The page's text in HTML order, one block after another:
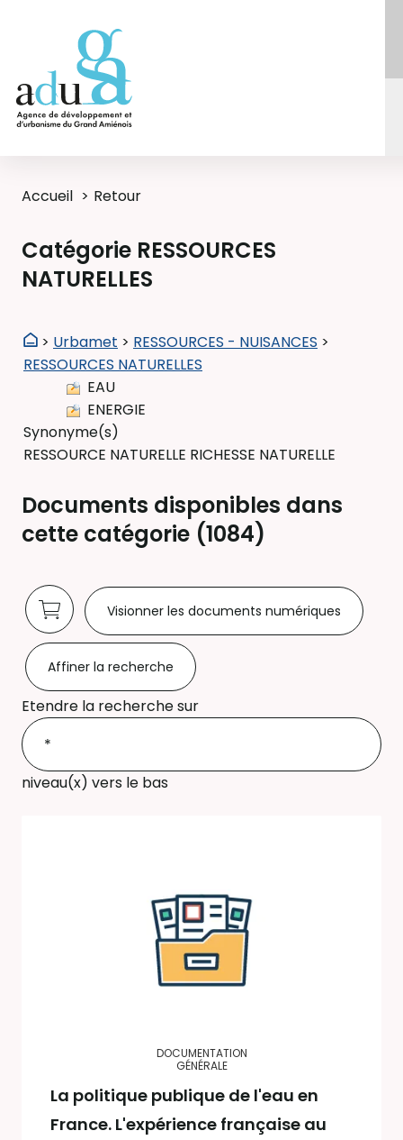
Accueil Retour
Catégorie RESSOURCES
NATURELLES
> Urbamet > RESSOURCES - NUISANCES >
RESSOURCES NATURELLES
EAU
ENERGIE
Synonyme(s)
RESSOURCE NATURELLE RICHESSE NATURELLE
Documents disponibles dans
cette catégorie (1084)
Visionner les documents numériques
Affiner la recherche
Etendre la recherche sur
niveau(x) vers le bas
DOCUMENTATION
GÉNÉRALE
La politique publique de l'eau en
France. L'expérience française au